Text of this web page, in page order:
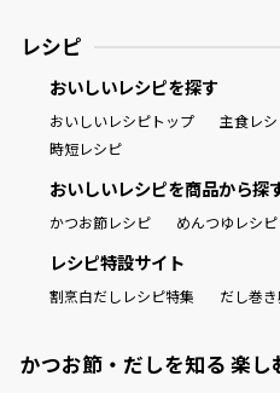
レシピ
おいしいレシピを探す
おいしいレシピトップ 主食レ
時短レシピ
おいしいレシピを商品から探
かつお節レシピ めんつゆレシピ
レシピ特設サイト
割烹白だしレシピ特集 だし巻
かつお節・だしを知る 楽し